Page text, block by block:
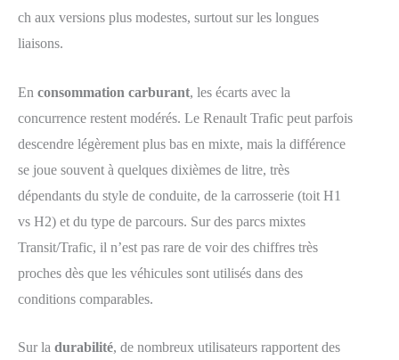
ch aux versions plus modestes, surtout sur les longues
liaisons.
En consommation carburant, les écarts avec la
concurrence restent modérés. Le Renault Trafic peut parfois
descendre légèrement plus bas en mixte, mais la différence
se joue souvent à quelques dixièmes de litre, très
dépendants du style de conduite, de la carrosserie (toit H1
vs H2) et du type de parcours. Sur des parcs mixtes
Transit/Trafic, il n’est pas rare de voir des chiffres très
proches dès que les véhicules sont utilisés dans des
conditions comparables.
Sur la durabilité, de nombreux utilisateurs rapportent des